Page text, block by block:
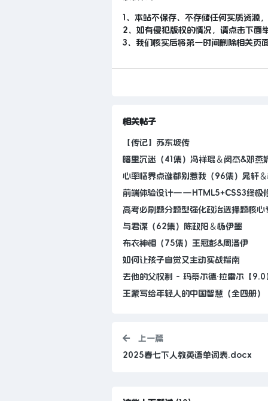
1、本站不保存、不存储任何实质资源
2、如有侵犯版权的情况，请点击下面
3、我们核实后将第一时间删除相关页
相关帖子
【传记】苏东坡传
暗里沉迷（41集）冯祥琨＆闵杰&邓燕
心率临界点谁都别惹我（96集）晁轩
前端体验设计——HTML5+CSS3终极
高考必刷题分题型强化政治选择题核
与君谋（62集）陈政阳＆杨伊墨
布衣神相（75集）王冠彭&周洛伊
如何让孩子自觉又主动实战指南
去他的父权制 - 玛蒂尔德·拉雷尔【9.0
王蒙写给年轻人的中国智慧（全四册）
上一篇
2025春七下人教英语单词表.docx